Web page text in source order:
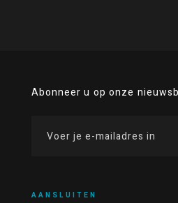
Abonneer u op onze
AANSLUITEN